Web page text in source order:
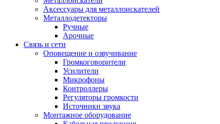
Аксессуары для металлоискателей
Металлодетекторы
Ручные
Арочные
Связь и сети
Оповещение и озвучивание
Громкоговорители
Усилители
Микрофоны
Контроллеры
Регуляторы громкости
Источники звука
Монтажное оборудование